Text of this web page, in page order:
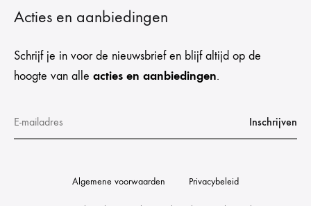
Acties en aanbiedingen
Schrijf je in voor de nieuwsbrief en blijf altijd op de
hoogte van alle acties en aanbiedingen.
Algemene voorwaarden Privacybeleid